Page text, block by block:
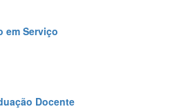
em Serviço
Docente